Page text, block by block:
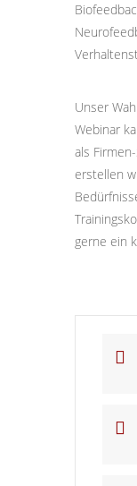
Unser
Webinar
als
erstellen
gerne ein